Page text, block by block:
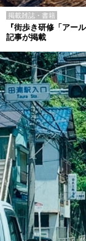
掲載雑誌・書籍
『街歩き研修「アー
記事が掲載